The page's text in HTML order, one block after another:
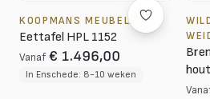
KOOPMANS MEUBELEN
Eettafel HPL 1152
Vanaf € 1.496,00
In Enschede: 8-10 weken
hout